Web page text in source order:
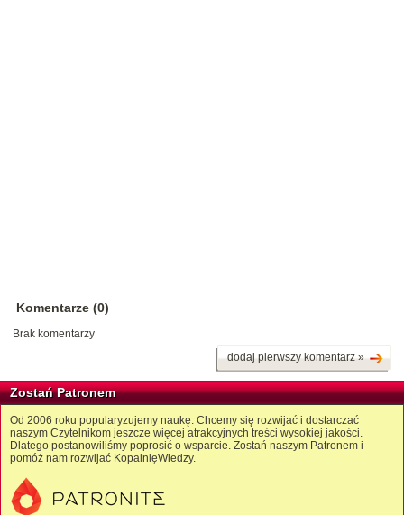
Komentarze (0)
Brak komentarzy
dodaj pierwszy komentarz »
Zostań Patronem
Od 2006 roku popularyzujemy naukę. Chcemy się rozwijać i dostarczać
naszym Czytelnikom jeszcze więcej atrakcyjnych treści wysokiej jakości.
Dlatego postanowiliśmy poprosić o wsparcie. Zostań naszym Patronem i
pomóż nam rozwijać KopalnięWiedzy.